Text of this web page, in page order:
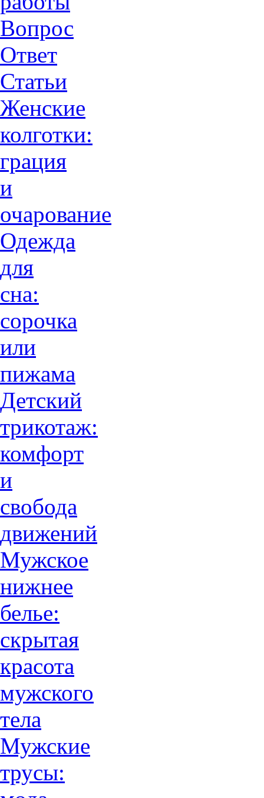
Вопрос
Ответ
Статьи
Женские
колготки:
грация
и
очарованиe
Одежда
для
сна:
сорочка
или
пижама
Детский
трикотаж:
комфорт
и
свобода
движений
Мужское
нижнее
белье:
скрытая
красота
мужского
тела
Мужские
трусы: